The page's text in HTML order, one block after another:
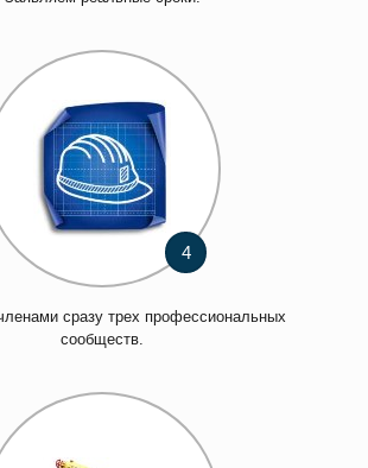
4
сразу трех профессиональных
сообществ.